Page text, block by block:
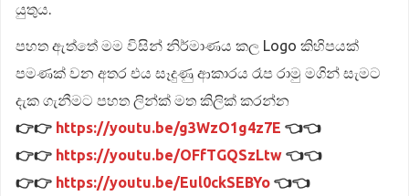
යුතුය.
පහත ඇත්තේ මම විසින් නිර්මාණය කල Logo කිහිපයක්
පමණක් වන අතර එය සෑදුණු ආකාරය රෑප රාමු මගින් සැමට
දැක ගැනීමට පහත ලින්ක් මත කිලික් කරන්න
👉👉 https://youtu.be/g3WzO1g4z7E 👈👈
👉👉 https://youtu.be/OFfTGQSzLtw 👈👈
👉👉 https://youtu.be/Eul0ckSEBYo 👈👈